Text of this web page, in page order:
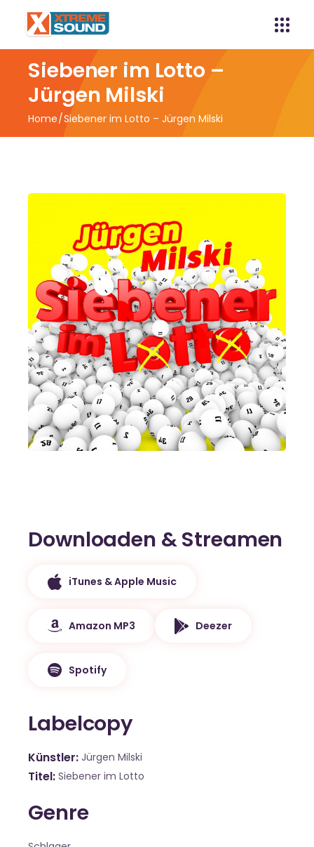
Siebener im Lotto –
Jürgen Milski
Home Siebener im Lotto – Jürgen Milski
Downloaden & Streamen
iTunes & Apple Music
Amazon MP3 Deezer
Spotify
Labelcopy
Künstler Jürgen Milski
Titel Siebener im Lotto
Genre